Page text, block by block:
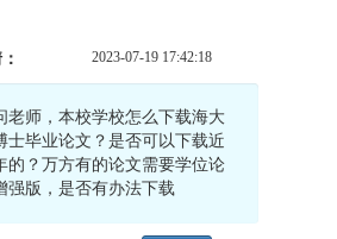
2023-07-19 17:42:18
老师，本校学校怎么下载海大
士毕业论文？是否可以下载近
的？万方有的论文需要学位论
强版，是否有办法下载